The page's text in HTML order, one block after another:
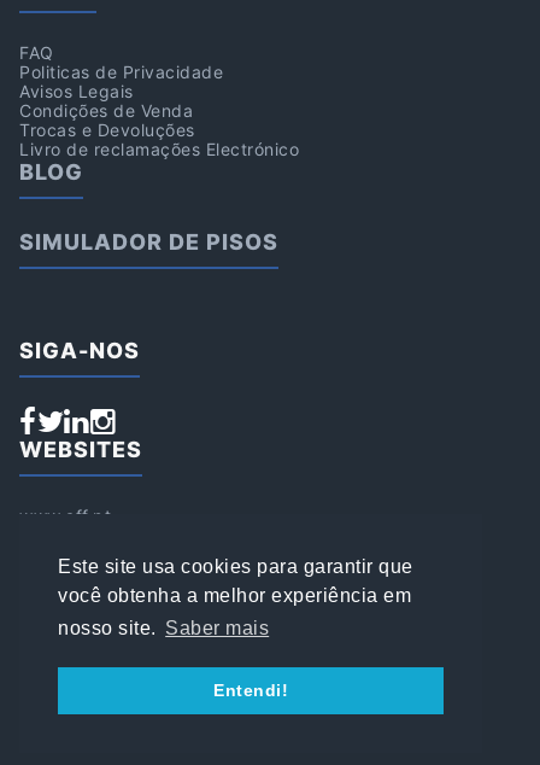
Este site usa cookies para garantir que
você obtenha a melhor experiência em
nosso site. Saber mais
Entendi!
FAQ
Politicas de Privacidade
Avisos Legais
Condições de Venda
Trocas e Devoluções
Livro de reclamações Electrónico
BLOG
SIMULADOR DE PISOS
SIGA-NOS
WEBSITES
www.aff.pt
www.loja.affsports.pt
PESQUISAR